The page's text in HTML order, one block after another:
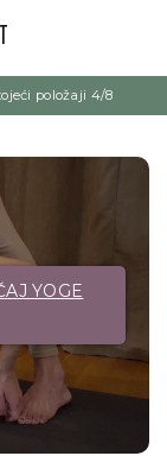
položaji 4/8
YOGE